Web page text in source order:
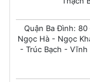
Quận Ba Đình:
Ngọc Hà - Ngọc
- Trúc Bạch -